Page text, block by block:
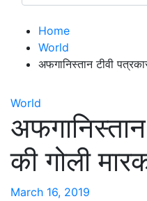
Home
World
अफगानिस्तान टीवी
World
की गोली
March 16, 2019